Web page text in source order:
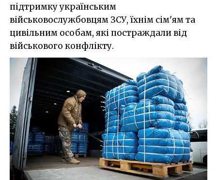
підтримку українським
військовослужбовцям ЗСУ, їхнім сім'ям та
цивільним особам, які постраждали від
військового конфлікту.